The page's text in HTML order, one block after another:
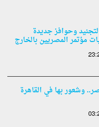
وحوافز جديدة
مؤتمر المصريين بالخارج
وشعور بها في القاهرة